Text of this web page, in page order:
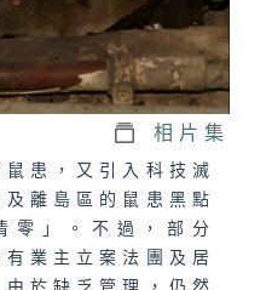
相片集
患，又引入科技滅
離島區的鼠患黑點
零」。不過，部分
有業主立案法團及居